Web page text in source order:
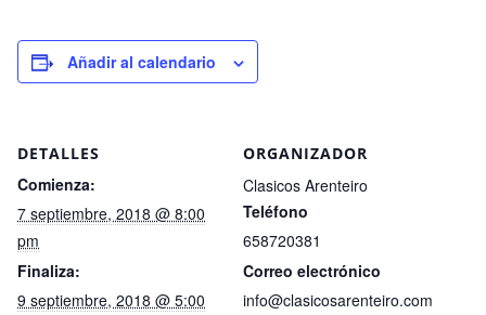
Añadir al calendario
DETALLES
Comienza:
7 septiembre, 2018 @ 8:00
pm
Finaliza:
9 septiembre, 2018 @ 5:00
ORGANIZADOR
Clasicos Arenteiro
Teléfono
658720381
Correo electrónico
info@clasicosarenteiro.com